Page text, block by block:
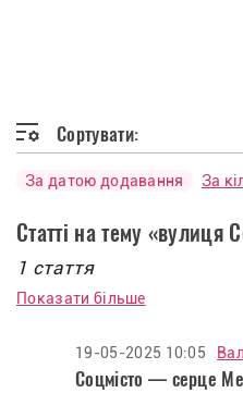
Сортувати:
За датою додавання За
Статті на тему «вулиця
1 стаття
Показати більше
19-05-2025 10:05
Соцмісто — серце